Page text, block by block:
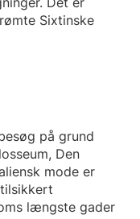
Sixtinske
på grund
Den
mode er
længste gader